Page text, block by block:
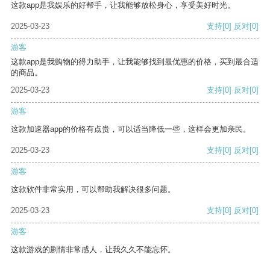
这款app是我娱乐的好帮手，让我能够放松身心，享受美好时光。
2025-03-23 支持[0] 反对[0]
游客
这款app是我购物的得力助手，让我能够找到最优惠的价格，买到最合适
的商品。
2025-03-23
支持[0] 反对[0]
游客
这款加速器app的价格有点贵，可以适当降低一些，这样会更加亲民。
2025-03-23 支持[0] 反对[0]
游客
这款软件非常实用，可以帮助我解决很多问题。
2025-03-23 支持[0] 反对[0]
游客
这款游戏的剧情非常感人，让我久久不能忘怀。